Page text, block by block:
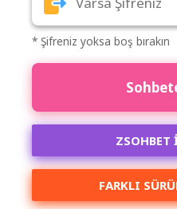
* Şifreniz yoksa boş bırakın
ZSOHBET
FARKLI